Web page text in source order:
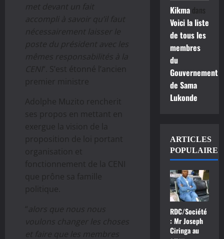
met devant un fait
accompli à savoir qu’il faut
nécessairement laisser le
poste du président avec les
mêmes responsabilités à la
CENI“. S’est étonné l’ancien
premier ministre
Adolphe Muzito rencherit
ses propos en mettant en
exergue la vision de la
proposition de loi portant
organisation et
fonctionnement de la CENI
que prône sa famille
politique.
“alors que nous nous
voulons changer les choses
et faire que les membres
Kikmadans
Voici la liste
de tous les
membres
du
Gouvernement
de Sama
Lukonde
ARTICLES
POPULAIRE
RDC/Société
: Mr Joseph
Ciringa au